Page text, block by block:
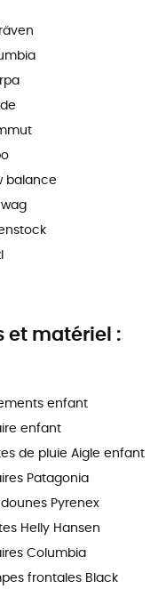
balance
et matériel :
enfant
enfant
de pluie Aigle enfant
Patagonia
Pyrenex
Helly Hansen
Columbia
frontales Black